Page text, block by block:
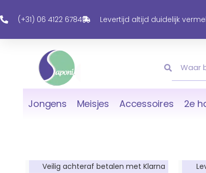
Naar
Inhoud
(+31) 06 4122 6784 Levertijd altijd duidelijk
Jongens Meisjes Accessoires 2e
Veilig achteraf betalen met Klarna